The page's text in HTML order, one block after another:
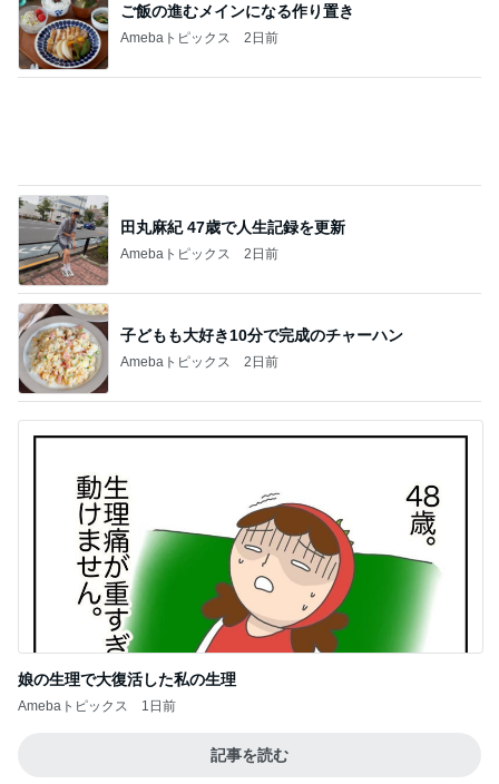
ご飯の進むメインになる作り置き
Amebaトピックス 2日前
子どもも大好き10分で完成のチャーハン
Amebaトピックス 2日前
娘の生理で大復活した私の生理
Amebaトピックス
記事を読む
Amebaトピックス 22時間前